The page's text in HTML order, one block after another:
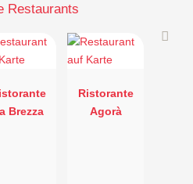
Restaurants
Brezza
Ristorante
Agorà